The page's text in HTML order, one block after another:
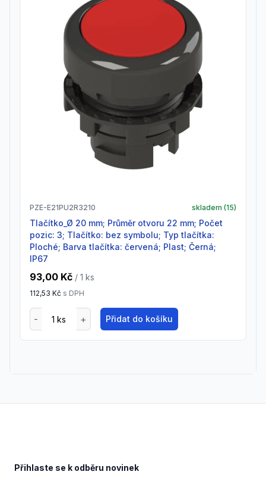
PZE-E21PU2R3210 skladem (15)
Tlačítko_Ø 20 mm; Průměr otvoru 22 mm; Počet
pozic: 3; Tlačítko: bez symbolu; Typ tlačítka:
Ploché; Barva tlačítka: červená; Plast; Černá;
IP67
93,00 Kč / 1 ks
112,53 Kč s DPH
Přidat do košíku
Přihlaste se k odběru novinek